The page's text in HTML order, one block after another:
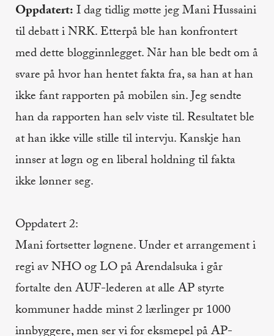
Oppdatert:I dag tidlig møtte jeg Mani Hussaini
til debatt i NRK. Etterpå ble han konfrontert
med dette blogginnlegget. Når han ble bedt om å
svare på hvor han hentet fakta fra, sa han at han
ikke fant rapporten på mobilen sin. Jeg sendte
han da rapporten han selv viste til. Resultatet ble
at han ikke ville stille til intervju. Kanskje han
innser at løgn og en liberal holdning til fakta
ikke lønner seg.
Oppdatert 2:
Mani fortsetter løgnene. Under et arrangement i
regi av NHO og LO på Arendalsuka i går
fortalte den AUF-lederen at alle AP styrte
kommuner hadde minst 2 lærlinger pr 1000